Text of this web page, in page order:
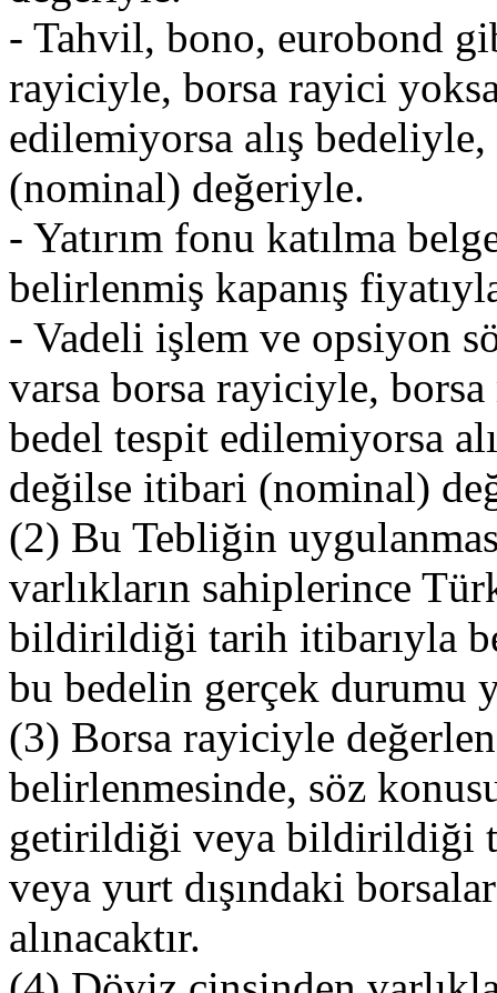
- Tahvil, bono, eurobond
rayiciyle, borsa rayici
edilemiyorsa alış
(nominal) değeriyle.
- Yatırım fonu katılma
belirlenmiş kapanış
- Vadeli işlem ve opsiyon
varsa borsa rayiciyle,
bedel tespit edilemiyorsa
değilse itibari (nominal)
(2) Bu Tebliğin
varlıkların sahiplerince
bildirildiği tarih itibarıyla
bu bedelin gerçek durumu
(3) Borsa rayiciyle
belirlenmesinde, söz
getirildiği veya bildirildiği
veya yurt dışındaki
alınacaktır.